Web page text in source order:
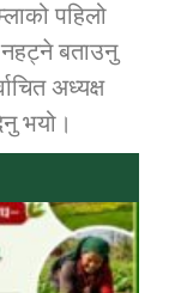
सुचना
पहिलो
बताउनु
अध्यक्ष
भयो।